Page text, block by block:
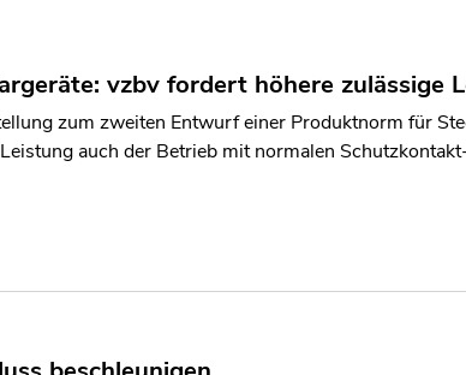
vzbv fordert höhere zulässige
zum zweiten Entwurf einer Produktnorm für
auch der Betrieb mit normalen